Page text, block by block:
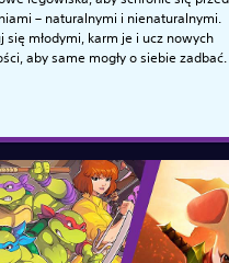
– naturalnymi i nienaturalnymi.
się młodymi, karm je i ucz nowych
aby same mogły o siebie zadbać.